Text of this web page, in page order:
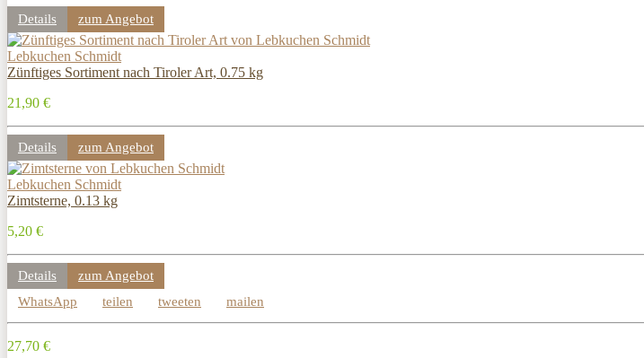
Details zum Angebot
Lebkuchen Schmidt
Zünftiges Sortiment nach Tiroler Art, 0.75 kg
21,90 €
Details zum Angebot
Lebkuchen Schmidt
Zimtsterne, 0.13 kg
5,20 €
Details
zum Angebot
WhatsApp
teilen tweeten mailen
27,70 €